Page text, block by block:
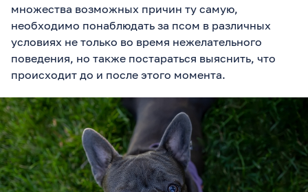
множества возможных причин ту самую,
необходимо понаблюдать за псом в различных
условиях не только во время нежелательного
поведения, но также постараться выяснить, что
происходит до и после этого момента.